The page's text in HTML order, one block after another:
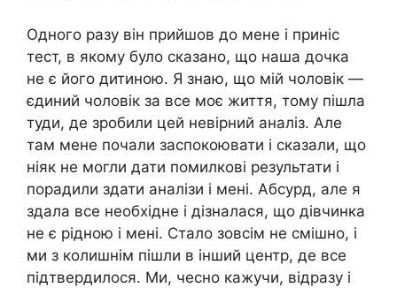
Одного разу він прийшов до мене і приніс
тест, в якому було сказано, що наша дочка
не є його дитиною. Я знаю, що мій чоловік —
єдиний чоловік за все моє життя, тому пішла
туди, де зробили цей невірний аналіз. Але
там мене почали заспокоювати і сказали, що
ніяк не могли дати помилкові результати і
порадили здати аналізи і мені. Абсурд, але я
здала все необхідне і дізналася, що дівчинка
не є рідною і мені. Стало зовсім не смішно, і
ми з колишнім пішли в інший центр, де все
підтвердилося. Ми, чесно кажучи, відразу і